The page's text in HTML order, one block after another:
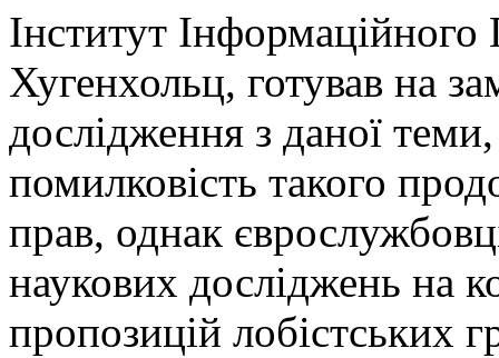
Інститут
Хугенхольц, готував на
дослідження з даної
помилковість такого
прав, однак
наукових досліджень на
пропозицій лобістських